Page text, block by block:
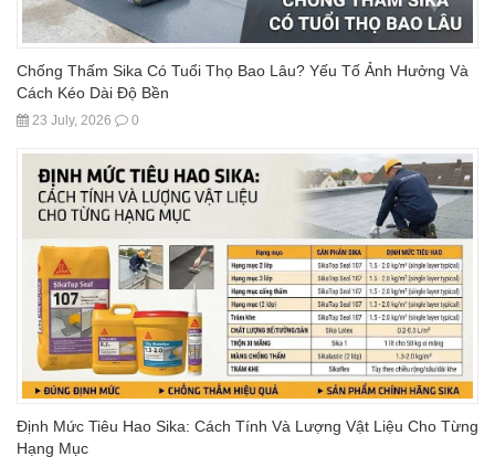
Chống Thấm Sika Có Tuổi Thọ Bao Lâu? Yếu Tố Ảnh Hưởng Và
Cách Kéo Dài Độ Bền
23 July, 2026 0
Định Mức Tiêu Hao Sika: Cách Tính Và Lượng Vật Liệu Cho Từng
Hạng Mục